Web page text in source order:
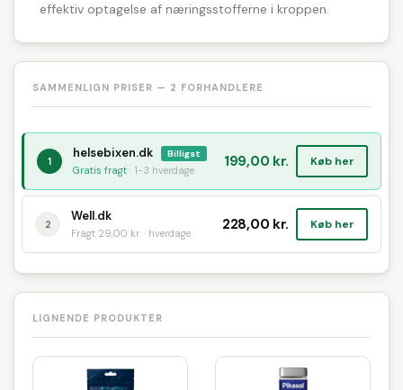
effektiv optagelse af næringsstofferne i kroppen.
SAMMENLIGN PRISER — 2 FORHANDLERE
1
helsebixen.dk Billigst
Gratis fragt · 1-3 hverdage 199,00 kr. Køb her
2
Well.dk
Fragt 29,00 kr. · hverdage 228,00 kr. Køb her
LIGNENDE PRODUKTER